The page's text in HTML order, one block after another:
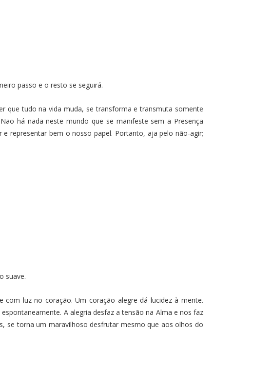
passo e o resto se seguirá.
que tudo na vida muda, se transforma e transmuta somente
há nada neste mundo que se manifeste sem a Presença
representar bem o nosso papel. Portanto, aja pelo não-agir;
suave.
luz no coração. Um coração alegre dá lucidez à mente.
A alegria desfaz a tensão na Alma e nos faz
se torna um maravilhoso desfrutar mesmo que aos olhos do